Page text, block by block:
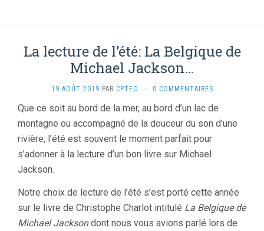
La lecture de l’été: La Belgique de
Michael Jackson…
19 AOÛT 2019 PAR CPTEO · 0 COMMENTAIRES
Que ce soit au bord de la mer, au bord d’un lac de
montagne ou accompagné de la douceur du son d’une
rivière, l’été est souvent le moment parfait pour
s’adonner à la lecture d’un bon livre sur Michael
Jackson.
Notre choix de lecture de l’été s’est porté cette année
sur le livre de Christophe Charlot intitulé La Belgique de
Michael Jacksondont nous vous avions parlé lors de